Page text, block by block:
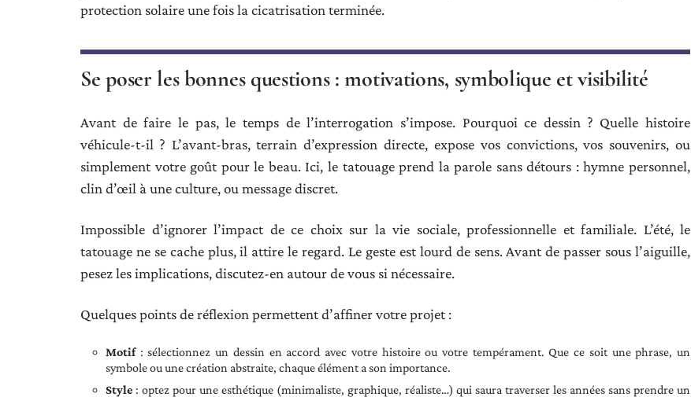
protection solaire une fois la cicatrisation terminée.
Se poser les bonnes questions : motivations, symbolique et visibilité
Avant de faire le pas, le temps de l’interrogation s’impose. Pourquoi ce dessin ? Quelle histoire
véhicule-t-il ? L’avant-bras, terrain d’expression directe, expose vos convictions, vos souvenirs, ou
simplement votre goût pour le beau. Ici, le tatouage prend la parole sans détours : hymne personnel,
clin d’œil à une culture, ou message discret.
Impossible d’ignorer l’impact de ce choix sur la vie sociale, professionnelle et familiale. L’été, le
tatouage ne se cache plus, il attire le regard. Le geste est lourd de sens. Avant de passer sous l’aiguille,
pesez les implications, discutez-en autour de vous si nécessaire.
Quelques points de réflexion permettent d’affiner votre projet :
Motif: sélectionnez un dessin en accord avec votre histoire ou votre tempérament. Que ce soit une phrase, un
symbole ou une création abstraite, chaque élément a son importance.
Style : optez pour une esthétique (minimaliste, graphique, réaliste…) qui saura traverser les années sans prendre un